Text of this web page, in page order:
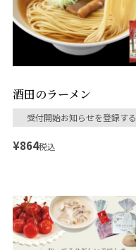
酒田のラーメン
受付開始お知らせを登録する
¥864税込